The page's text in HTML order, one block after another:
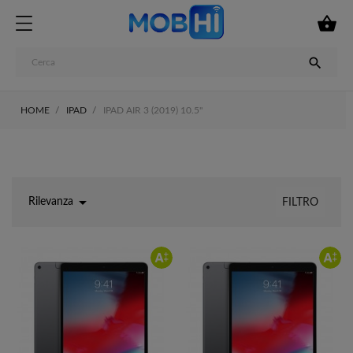


HOME IPAD IPAD AIR 3 (2019) 10.5"
Rilevanza  FILTRO